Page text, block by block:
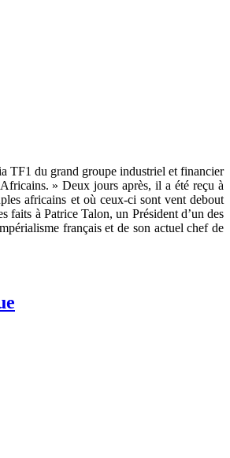
TF1 du grand groupe industriel et financier
» Deux jours après, il a été reçu à
africains et où ceux-ci sont vent debout
à Patrice Talon, un Président d’un des
français et de son actuel chef de